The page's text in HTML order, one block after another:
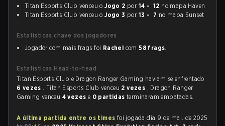
Titan Esports Club venceu oJogo 2 por 14 - 12 no mapa Haven
Titan Esports Club venceu oJogo 3 por 13 - 7 no mapa Sunset
Estatísticas chave dos jogadores
Jogador com mais frags foi Rachel com58 frags.
Estatísticas Head-to-head
Titan Esports Club e Dragon Ranger Gaming haviam se enfrentado
6 vezes . Titan Esports Club venceu 2 vezes , Dragon Ranger
Gaming venceu 4 vezes e 0 partidasterminaram empatadas.
A última partida entre os times foi jogada dia 9 de mai. de 2025